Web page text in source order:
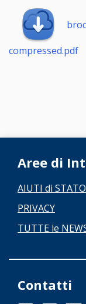
compressed.pdf
Aree di
AIUTI di STATO
PRIVACY
TUTTE le
Contatti